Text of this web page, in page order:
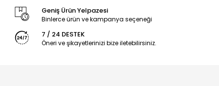
Geniş Ürün Yelpazesi
Binlerce ürün ve kampanya seçeneği
7 / 24 DESTEK
Öneri ve şikayetlerinizi bize iletebilirsiniz.